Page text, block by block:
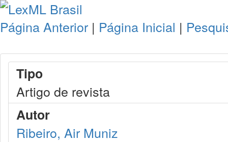
Página Anterior | Página Inicial |
Tipo
Artigo de revista
Autor
Ribeiro, Air Muniz